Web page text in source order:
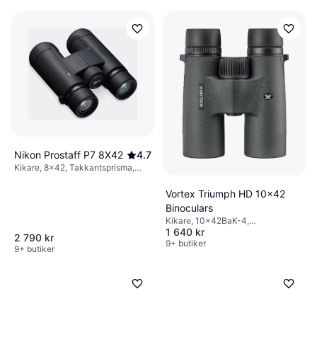
Nikon Prostaff P7 8X42 4.7
Kikare, 8x42, Takkantsprisma,
2 790 kr
9+ butiker
Vortex Triumph HD 10x42
Binoculars
Kikare, 10x42BaK-4,
Takkantsprisma, Imfri, Stöttålig,
Helt multibelagd
1 640 kr
9+ butiker